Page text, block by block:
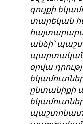
գույքի
տարեկան
անձի՝
օրվա
ընտանիքի